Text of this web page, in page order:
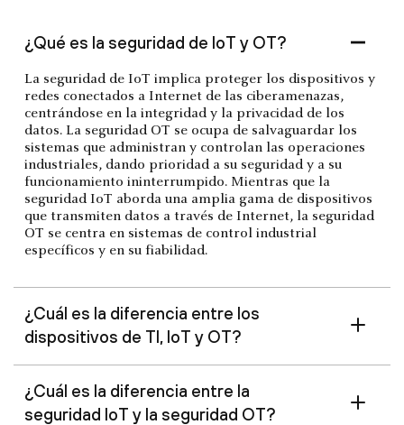
¿Qué es la seguridad de IoT y OT?
La seguridad de IoT implica proteger los dispositivos y
redes conectados a Internet de las ciberamenazas,
centrándose en la integridad y la privacidad de los
datos. La seguridad OT se ocupa de salvaguardar los
sistemas que administran y controlan las operaciones
industriales, dando prioridad a su seguridad y a su
funcionamiento ininterrumpido. Mientras que la
seguridad IoT aborda una amplia gama de dispositivos
que transmiten datos a través de Internet, la seguridad
OT se centra en sistemas de control industrial
específicos y en su fiabilidad.
¿Cuál es la diferencia entre los
dispositivos de TI, IoT y OT?
¿Cuál es la diferencia entre la
seguridad IoT y la seguridad OT?